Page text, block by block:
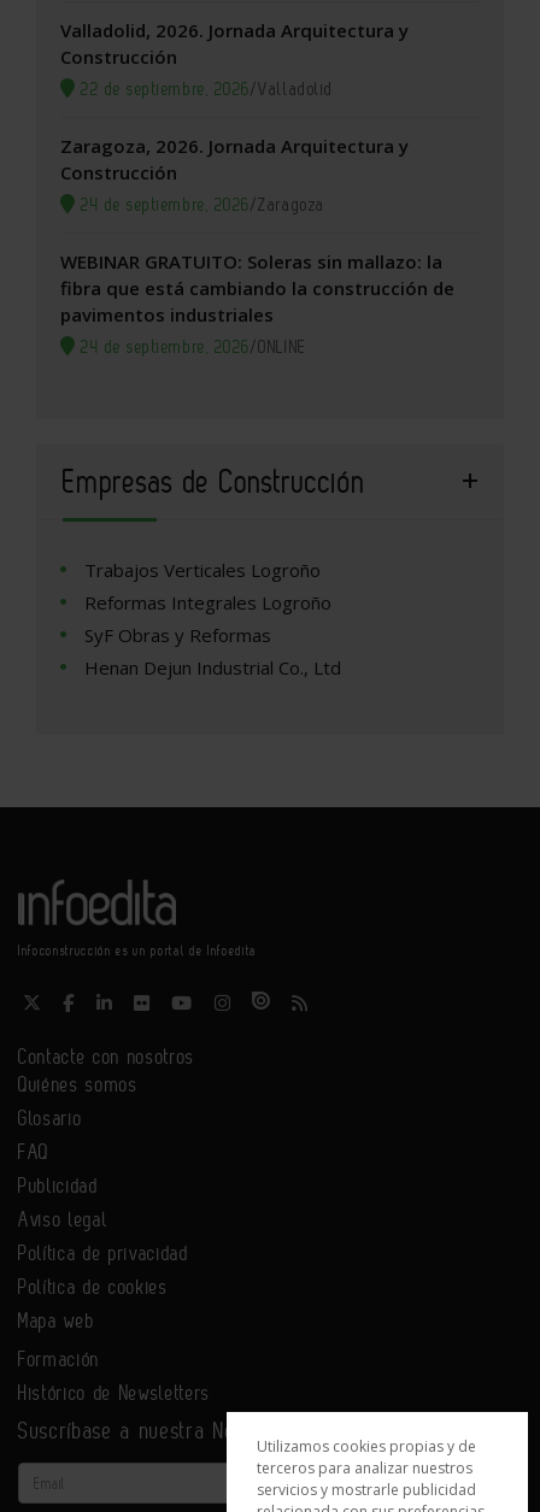
Valladolid, 2026. Jornada Arquitectura y
Construcción
22 de septiembre, 2026/Valladolid
Zaragoza, 2026. Jornada Arquitectura y
Construcción
24 de septiembre, 2026/Zaragoza
WEBINAR GRATUITO: Soleras sin mallazo: la
fibra que está cambiando la construcción de
pavimentos industriales
24 de septiembre, 2026/ONLINE
Empresas de Construcción
Trabajos Verticales Logroño
Reformas Integrales Logroño
SyF Obras y Reformas
Henan Dejun Industrial Co., Ltd
Infoconstrucción es un portal de Infoedita
Contacte con nosotros
Quiénes somos
Glosario
FAQ
Publicidad
Aviso legal
Política de privacidad
Política de cookies
Mapa web
Formación
Histórico de Newsletters
Suscríbase a nuestra Newsletter
Email
Utilizamos cookies propias y de
terceros para analizar nuestros
servicios y mostrarle publicidad